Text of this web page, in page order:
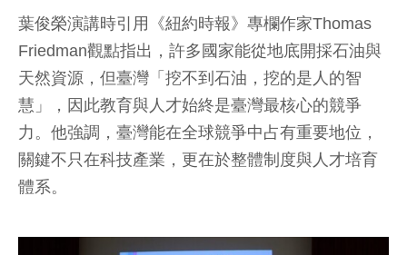
葉俊榮演講時引用《紐約時報》專欄作家Thomas
Friedman觀點指出，許多國家能從地底開採石油與
天然資源，但臺灣「挖不到石油，挖的是人的智
慧」，因此教育與人才始終是臺灣最核心的競爭
力。他強調，臺灣能在全球競爭中占有重要地位，
關鍵不只在科技產業，更在於整體制度與人才培育
體系。